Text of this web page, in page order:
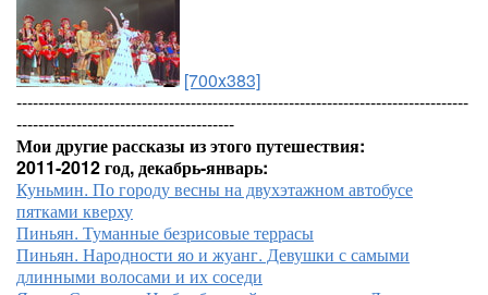
[700x383]
-----------------------------------------------------------------------------------
----------------------------------------
Мои другие рассказы из этого путешествия:
2011-2012 год, декабрь-январь:
Куньмин. По городу весны на двухэтажном автобусе
пятками кверху
Пиньян. Туманные безрисовые террасы
Пиньян. Народности яо и жуанг. Девушки с самыми
длинными волосами и их соседи